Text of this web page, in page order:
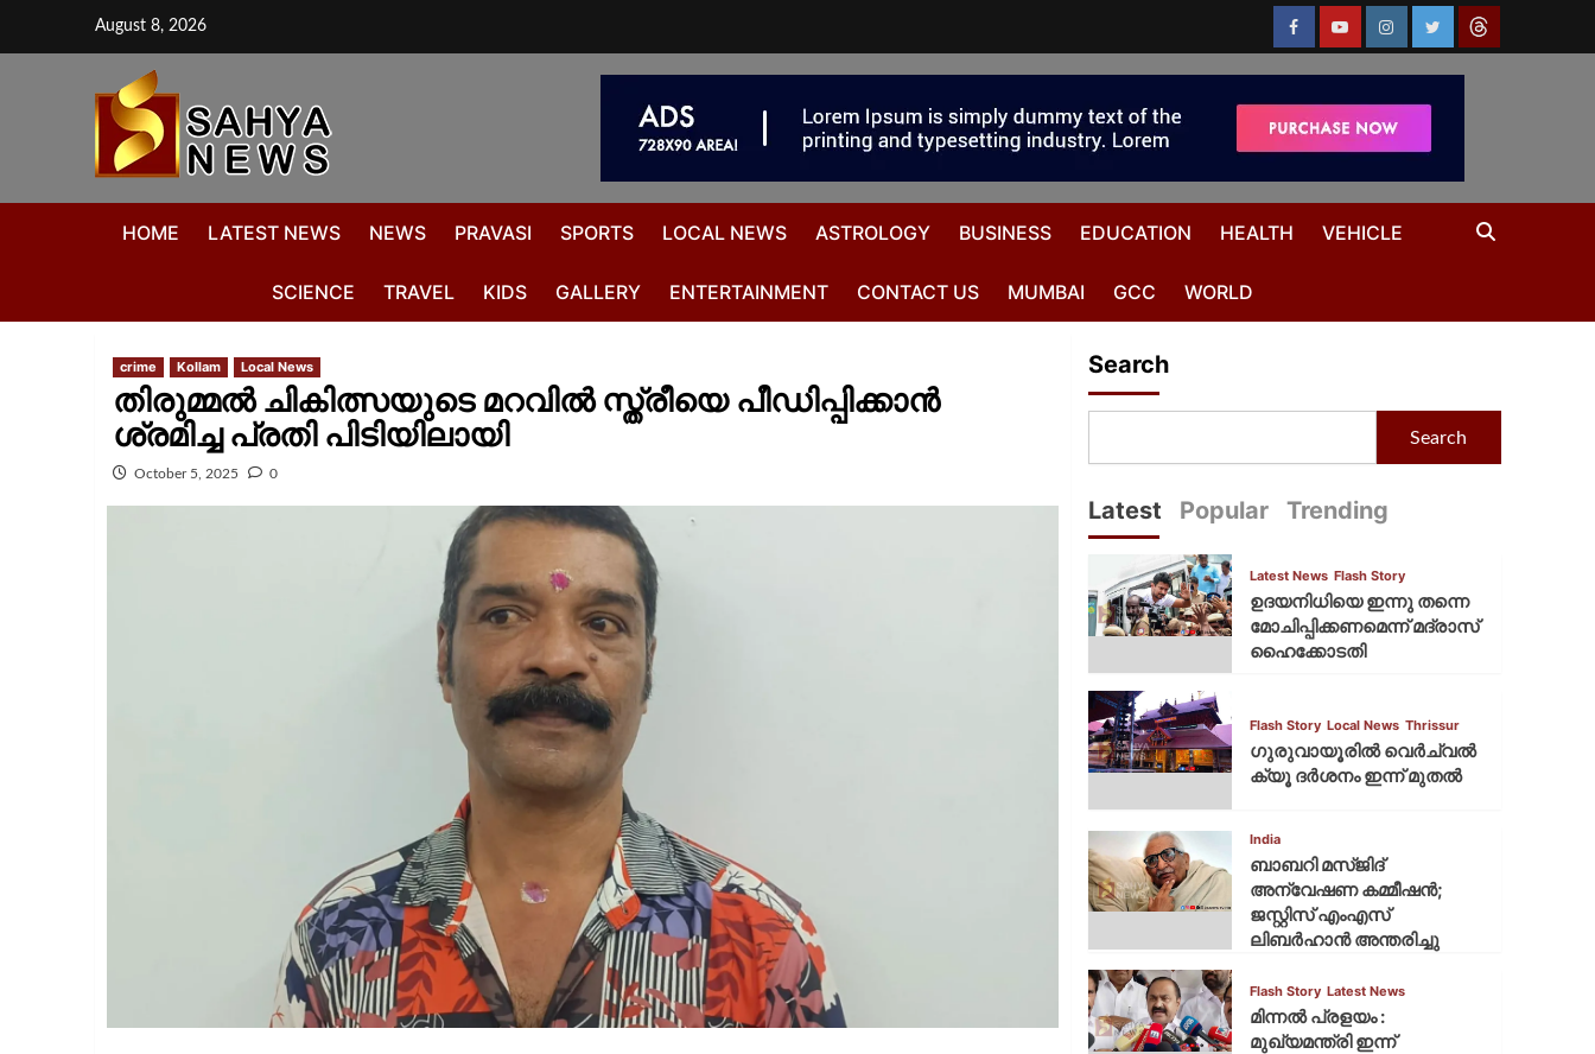
August 8, 2026
HOME LATEST NEWS NEWS PRAVASI SPORTS LOCAL NEWS ASTROLOGY BUSINESS EDUCATION HEALTH VEHICLE
SCIENCE TRAVEL KIDS GALLERY ENTERTAINMENT CONTACT US MUMBAI GCC WORLD
crime Kollam Local News
തിരുമ്മൽ ചികിത്സയുടെ മറവിൽ സ്ത്രീയെ പീഡിപ്പിക്കാൻ
ശ്രമിച്ച പ്രതി പിടിയിലായി
October 5, 2025 0
Search
Search
Latest Popular Trending
Latest News Flash Story
ഉദയനിധിയെ ഇന്നു തന്നെ
മോചിപ്പിക്കണമെന്ന് മദ്രാസ്
ഹൈക്കോടതി
Flash Story Local News Thrissur
ഗുരുവായൂരില്‍ വെര്‍ച്വല്‍
ക്യൂ ദര്‍ശനം ഇന്ന് മുതല്‍
India
ബാബറി മസ്ജിദ്
അന്വേഷണ കമ്മീഷന്‍;
ജസ്റ്റിസ് എംഎസ്
ലിബര്‍ഹാന്‍ അന്തരിച്ചു
Flash Story Latest News
മിന്നല്‍ പ്രളയം :
മുഖ്യമന്ത്രി ഇന്ന്